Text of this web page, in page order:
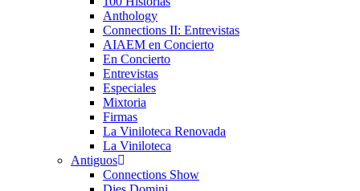
Anthology
Connections II: Entrevistas
AIAEM en Concierto
En Concierto
Entrevistas
Especiales
Mixtoria
Firmas
La Viniloteca Renovada
La Viniloteca
Antiguos
Connections Show